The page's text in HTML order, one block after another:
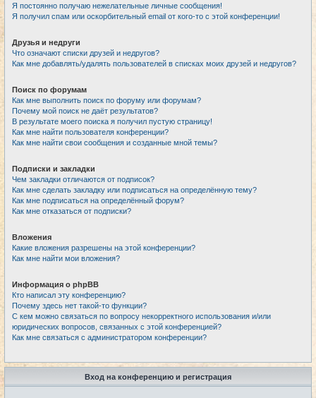
Я постоянно получаю нежелательные личные сообщения!
Я получил спам или оскорбительный email от кого-то с этой конференции!
Друзья и недруги
Что означают списки друзей и недругов?
Как мне добавлять/удалять пользователей в списках моих друзей и недругов?
Поиск по форумам
Как мне выполнить поиск по форуму или форумам?
Почему мой поиск не даёт результатов?
В результате моего поиска я получил пустую страницу!
Как мне найти пользователя конференции?
Как мне найти свои сообщения и созданные мной темы?
Подписки и закладки
Чем закладки отличаются от подписок?
Как мне сделать закладку или подписаться на определённую тему?
Как мне подписаться на определённый форум?
Как мне отказаться от подписки?
Вложения
Какие вложения разрешены на этой конференции?
Как мне найти мои вложения?
Информация о phpBB
Кто написал эту конференцию?
Почему здесь нет такой-то функции?
С кем можно связаться по вопросу некорректного использования и/или
юридических вопросов, связанных с этой конференцией?
Как мне связаться с администратором конференции?
Вход на конференцию и регистрация